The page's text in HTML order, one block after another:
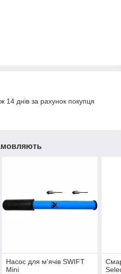
14 днів за рахунок покупця
Насос для м'ячів SWIFT
Mini